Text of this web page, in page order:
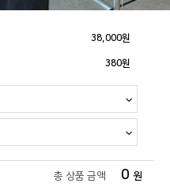
38,000원
380원
총 상품 금액 0 원